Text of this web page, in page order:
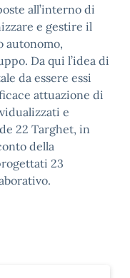
all’interno di
e gestire il
autonomo,
Da qui l’idea di
da essere essi
attuazione di
e
22 Targhet, in
della
23